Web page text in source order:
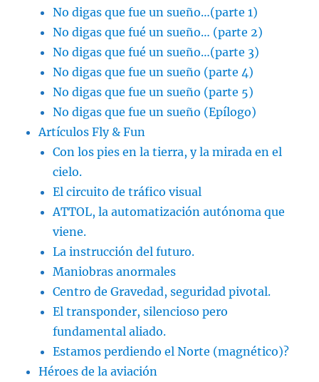
No digas que fue un sueño…(parte 1)
No digas que fué un sueño… (parte 2)
No digas que fué un sueño…(parte 3)
No digas que fue un sueño (parte 4)
No digas que fue un sueño (parte 5)
No digas que fue un sueño (Epílogo)
Artículos Fly & Fun
Con los pies en la tierra, y la mirada en el
cielo.
El circuito de tráfico visual
ATTOL, la automatización autónoma que
viene.
La instrucción del futuro.
Maniobras anormales
Centro de Gravedad, seguridad pivotal.
El transponder, silencioso pero
fundamental aliado.
Estamos perdiendo el Norte (magnético)?
Héroes de la aviación